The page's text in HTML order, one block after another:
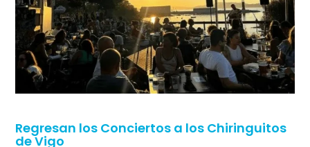
TAMBIÉN PODRÍA GUSTARTE: